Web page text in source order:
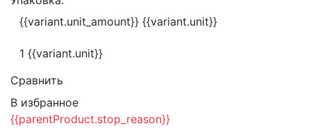
{{variant.unit_amount}} {{variant.unit}}
1 {{variant.unit}}
Сравнить
В избранное
{{parentProduct.stop_reason}}